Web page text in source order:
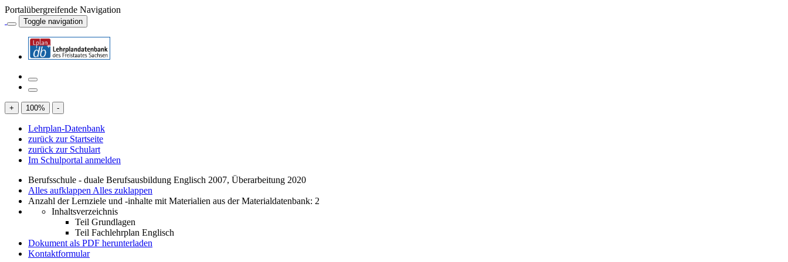
Portalübergreifende Navigation
Toggle navigation
+ 100% -
Lehrplan-Datenbank
zurück zur Startseite
zurück zur Schulart
Im Schulportal anmelden
Berufsschule - duale Berufsausbildung Englisch 2007, Überarbeitung 2020
Alles aufklappen Alles zuklappen
Anzahl der Lernziele und -inhalte mit Materialien aus der Materialdatenbank: 2
Inhaltsverzeichnis
Teil Grundlagen
Teil Fachlehrplan Englisch
Dokument als PDF herunterladen
Kontaktformular